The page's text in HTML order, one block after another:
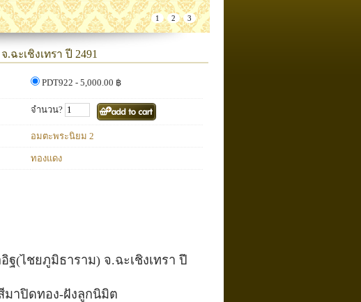
1 2 3
ะเชิงเทรา ปี 2491
PDT922 - 5,000.00 ฿
จำนวน?
อมตะพระนิยม 2
ทองแดง
(ไชยภูมิธาราม) จ.ฉะเชิงเทรา ปี
มาปิดทอง-ฝังลูกนิมิต